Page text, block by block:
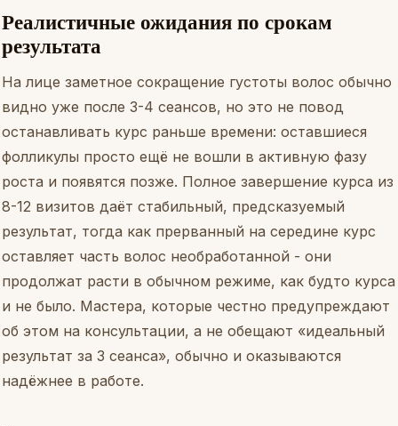
Реалистичные ожидания по срокам
результата
На лице заметное сокращение густоты волос обычно
видно уже после 3-4 сеансов, но это не повод
останавливать курс раньше времени: оставшиеся
фолликулы просто ещё не вошли в активную фазу
роста и появятся позже. Полное завершение курса из
8-12 визитов даёт стабильный, предсказуемый
результат, тогда как прерванный на середине курс
оставляет часть волос необработанной - они
продолжат расти в обычном режиме, как будто курса
и не было. Мастера, которые честно предупреждают
об этом на консультации, а не обещают «идеальный
результат за 3 сеанса», обычно и оказываются
надёжнее в работе.